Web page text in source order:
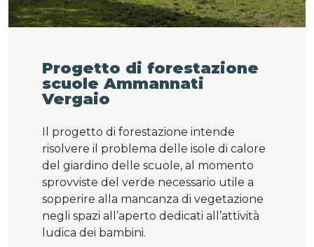
Progetto di forestazione
scuole Ammannati
Vergaio
Il progetto di forestazione intende
risolvere il problema delle isole di calore
del giardino delle scuole, al momento
sprovviste del verde necessario utile a
sopperire alla mancanza di vegetazione
negli spazi all’aperto dedicati all’attività
ludica dei bambini.